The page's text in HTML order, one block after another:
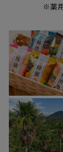
※薬